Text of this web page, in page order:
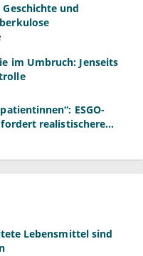
und
im Umbruch: Jenseits
ESGO-
realistischere
Lebensmittel sind